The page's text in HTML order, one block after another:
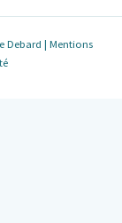
Debard | Mentions